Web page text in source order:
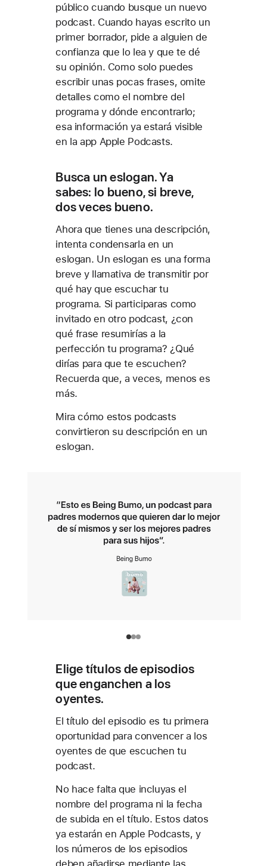
público cuando busque un nuevo
podcast. Cuando hayas escrito un
primer borrador, pide a alguien de
confianza que lo lea y que te dé
su opinión. Como solo puedes
escribir unas pocas frases, omite
detalles como el nombre del
programa y dónde encontrarlo;
esa información ya estará visible
en la app Apple Podcasts.
Busca un eslogan. Ya
sabes: lo bueno, si breve,
dos veces bueno.
Ahora que tienes una descripción,
intenta condensarla en un
eslogan. Un eslogan es una forma
breve y llamativa de transmitir por
qué hay que escuchar tu
programa. Si participaras como
invitado en otro podcast, ¿con
qué frase resumirías a la
perfección tu programa? ¿Qué
dirías para que te escuchen?
Recuerda que, a veces, menos es
más.
Mira cómo estos podcasts
convirtieron su descripción en un
eslogan.
Elige títulos de episodios
que enganchen a los
oyentes.
El título del episodio es tu primera
oportunidad para convencer a los
oyentes de que escuchen tu
podcast.
No hace falta que incluyas el
nombre del programa ni la fecha
de subida en el título. Estos datos
ya estarán en Apple Podcasts, y
los números de los episodios